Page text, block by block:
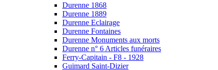
Durenne 1868
Durenne 1889
Durenne Eclairage
Durenne Fontaines
Durenne Monuments aux morts
Durenne n° 6 Articles funéraires
Ferry-Capitain - F8 - 1928
Guimard Saint-Dizier